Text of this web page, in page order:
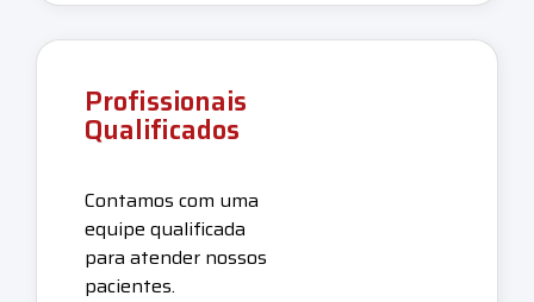
Profissionais
Qualificados
Contamos com uma
equipe qualificada
para atender nossos
pacientes.